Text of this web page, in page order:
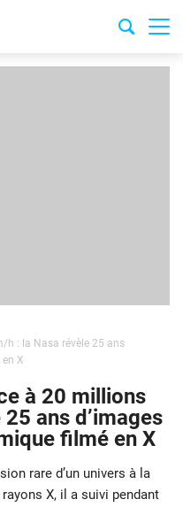
h : la Nasa révèle 25 ans
X
à 20 millions
ans d’images
filmé en X
rare d’un univers à la
X, il a suivi pendant